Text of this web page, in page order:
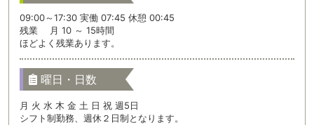
09:00～17:30 実働 07:45 休憩 00:45
残業 月 10 ～ 15時間
ほどよく残業あります。
曜日・日数
月 火 水 木 金 土 日 祝 週5日
シフト制勤務、週休２日制となります。